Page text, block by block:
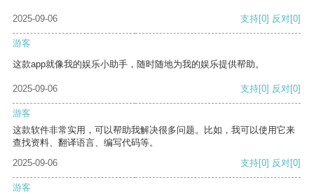
2025-09-06 支持[0] 反对[0]
游客
这款app就像我的娱乐小助手，随时随地为我的娱乐提供帮助。
2025-09-06 支持[0] 反对[0]
游客
这款软件非常实用，可以帮助我解决很多问题。比如，我可以使用它来
查找资料、翻译语言、编写代码等。
2025-09-06
支持[0] 反对[0]
游客